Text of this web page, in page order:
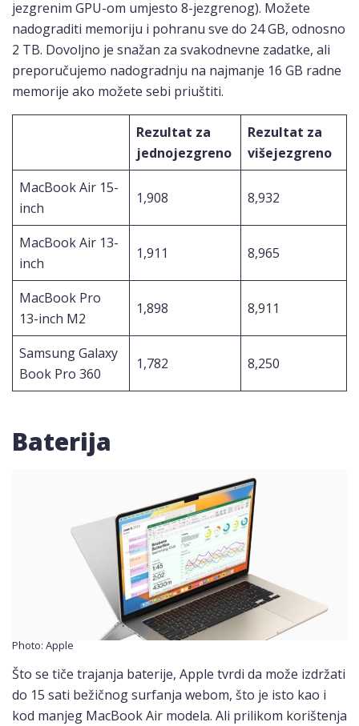
jezgrenim GPU-om umjesto 8-jezgrenog). Možete
nadograditi memoriju i pohranu sve do 24 GB, odnosno
2 TB. Dovoljno je snažan za svakodnevne zadatke, ali
preporučujemo nadogradnju na najmanje 16 GB radne
memorije ako možete sebi priuštiti.
Rezultat za
jednojezgreno
Rezultat za
višejezgreno
MacBook Air 15-
inch
1,908 8,932
MacBook Air 13-
inch
1,911 8,965
MacBook Pro
13-inch M2
1,898 8,911
Samsung Galaxy
Book Pro 360
1,782 8,250
Baterija
Photo: Apple
Što se tiče trajanja baterije, Apple tvrdi da može izdržati
do 15 sati bežičnog surfanja webom, što je isto kao i
kod manjeg MacBook Air modela. Ali prilikom korištenja